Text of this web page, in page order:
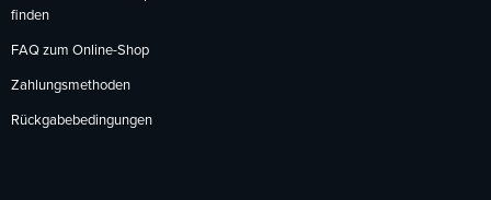
finden
FAQ zum Online-Shop
Zahlungsmethoden
Rückgabebedingungen